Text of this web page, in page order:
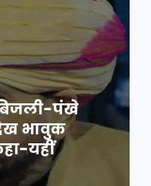
पंखे
भावुक
यहीं